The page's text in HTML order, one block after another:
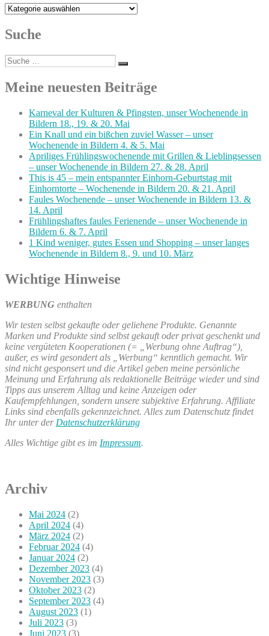
Kategorien
Suche
Suche
nach:
Suchen
Meine neuesten Beiträge
Karneval der Kulturen & Pfingsten, unser Wochenende in
Bildern 18., 19. & 20. Mai
Ein Knall und ein bißchen zuviel Wasser – unser
Wochenende in Bildern 4. & 5. Mai
Apriliges Frühlingswochenende mit Grillen & Lieblingsessen
– unser Wochenende in Bildern 27. & 28. April
This is 45 – mein entspannter Einhorn-Geburtstag mit
Einhorntorte – Wochenende in Bildern 20. & 21. April
Faules Wochenende – unser Wochenende in Bildern 13. &
14. April
Frühlingshaftes faules Ferienende – unser Wochenende in
Bildern 6. & 7. April
1 Kind weniger, gutes Essen und Shopping – unser langes
Wochenende in Bildern 8., 9. und 10. März
Wichtige Hinweise
WERBUNG enthalten
Wir testen selbst gekaufte oder geliehene Produkte. Genannte
Marken und Produkte sind selbst gekauft oder privat geschenkt und
keine vergüteten Kooperationen (= „Werbung ohne Auftrag“),
außer, es wird gesondert als „Werbung“ kenntlich gemacht. Wir
sind nicht gesponsert und die Artikel geben meine persönliche
Meinung und Erfahrung als redaktionelle Beiträge wieder und sind
Tipps aus unserem Alltag und keine Anzeigen oder
Kaufempfehlungen, sondern unsere subjektive Erfahrung. Affiliate
Links sind ebenfalls gekennzeichnet. Alles zum Datenschutz findet
Ihr unter der Datenschutzerklärung
Alles Wichtige gibt es im Impressum.
Archiv
Mai 2024 (2)
April 2024 (4)
März 2024 (2)
Februar 2024 (4)
Januar 2024 (2)
Dezember 2023 (4)
November 2023 (3)
Oktober 2023 (2)
September 2023 (4)
August 2023 (1)
Juli 2023 (3)
Juni 2023 (3)